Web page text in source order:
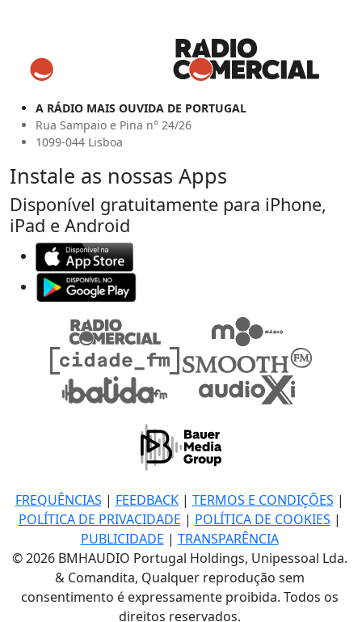
A RÁDIO MAIS OUVIDA DE PORTUGAL
Rua Sampaio e Pina n° 24/26
1099-044 Lisboa
Instale as nossas Apps
Disponível gratuitamente para iPhone,
iPad e Android
FREQUÊNCIAS | FEEDBACK| TERMOS E CONDIÇÕES |
POLÍTICA DE PRIVACIDADE | POLÍTICA DE COOKIES |
PUBLICIDADE | TRANSPARÊNCIA
© 2026 BMHAUDIO Portugal Holdings, Unipessoal Lda.
& Comandita, Qualquer reprodução sem
consentimento é expressamente proibida. Todos os
direitos reservados.